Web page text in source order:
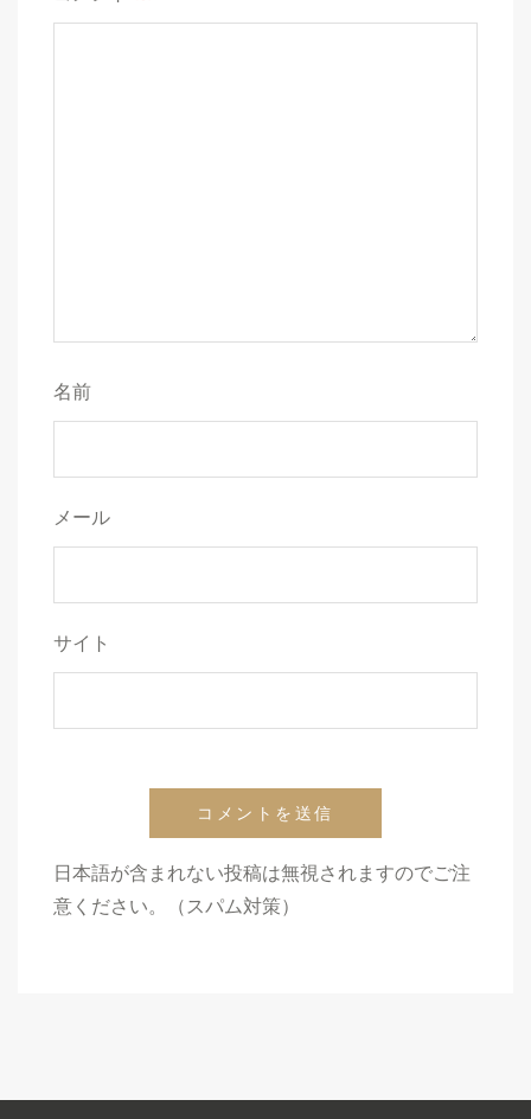
名前
メール
サイト
日本語が含まれない投稿は無視されますのでご注
意ください。（スパム対策）